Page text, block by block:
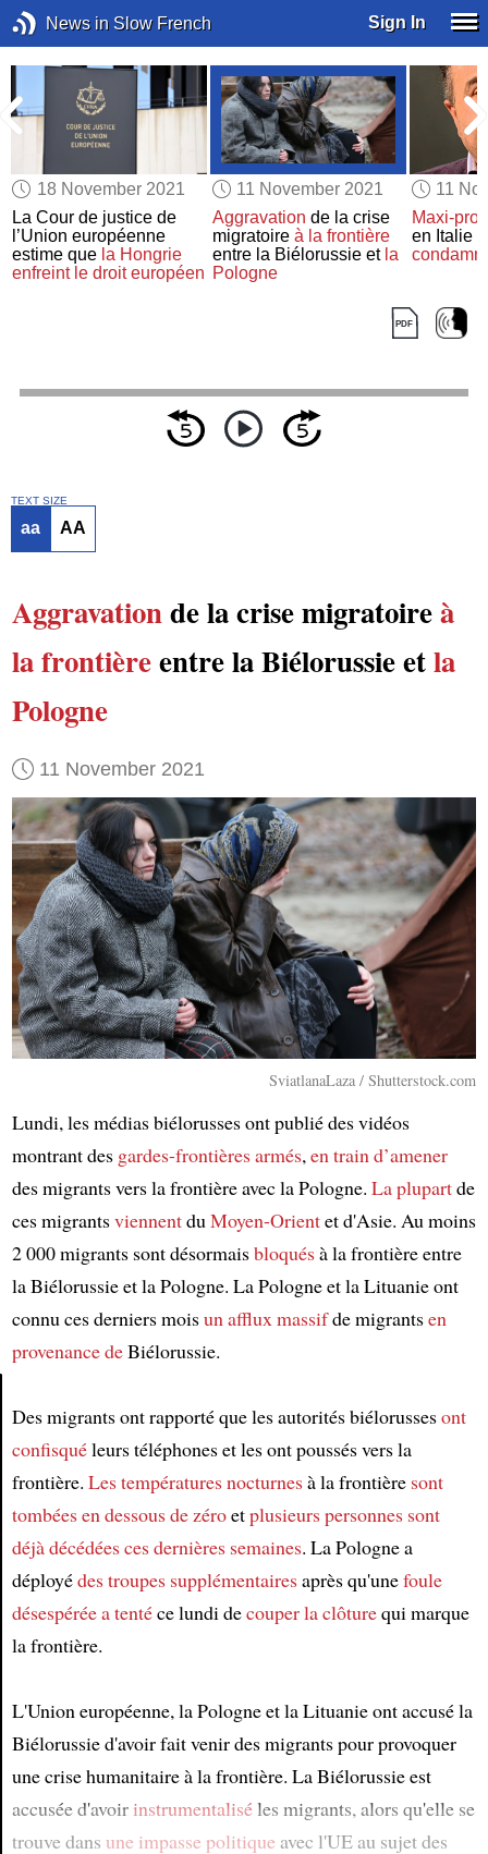
News in Slow French Sign In
18 November 2021
La Cour de justice de
l’Union européenne
estime que la Hongrie
enfreint le droit européen
11 November 2021
Aggravation de la crise
migratoire à la frontière
entre la Biélorussie et la
Pologne
11
Maxi-
en Italie :
TEXT SIZE
aa AA
Aggravationde la crise migratoireà
la frontièreentre la Biélorussie etla
Pologne
11 November 2021
SviatlanaLaza / Shutterstock.com
Lundi, les médias biélorusses ont publié des vidéos
montrant des gardes-frontières armés, en train d’amener
des migrants vers la frontière avec la Pologne. La plupartde
ces migrantsviennentdu Moyen-Orientet d'Asie. Au moins
2 000 migrants sont désormaisbloquésà la frontière entre
la Biélorussie et la Pologne. La Pologne et la Lituanie ont
connu ces derniers moisun afflux massifde migrantsen
provenance deBiélorussie.
Des migrants ont rapporté que les autorités biélorussesont
confisquéleurs téléphones et les ont poussés vers la
frontière. Les températures nocturnesà la frontière sont
tombées en dessous de zéroetplusieurs personnes sont
déjà décédéesces dernières semaines. La Pologne a
déployédes troupes supplémentairesaprès qu'unefoule
désespéréea tentéce lundi decouperla clôturequi marque
la frontière.
L'Union européenne, la Pologne et la Lituanie ont accusé la
Biélorussie d'avoir fait venir des migrants pour provoquer
une crise humanitaire à la frontière. La Biélorussie est
accusée d'avoir instrumentaliséles migrants, alors qu'elle se
trouve dans une impasse politiqueavec l'UE au sujet des